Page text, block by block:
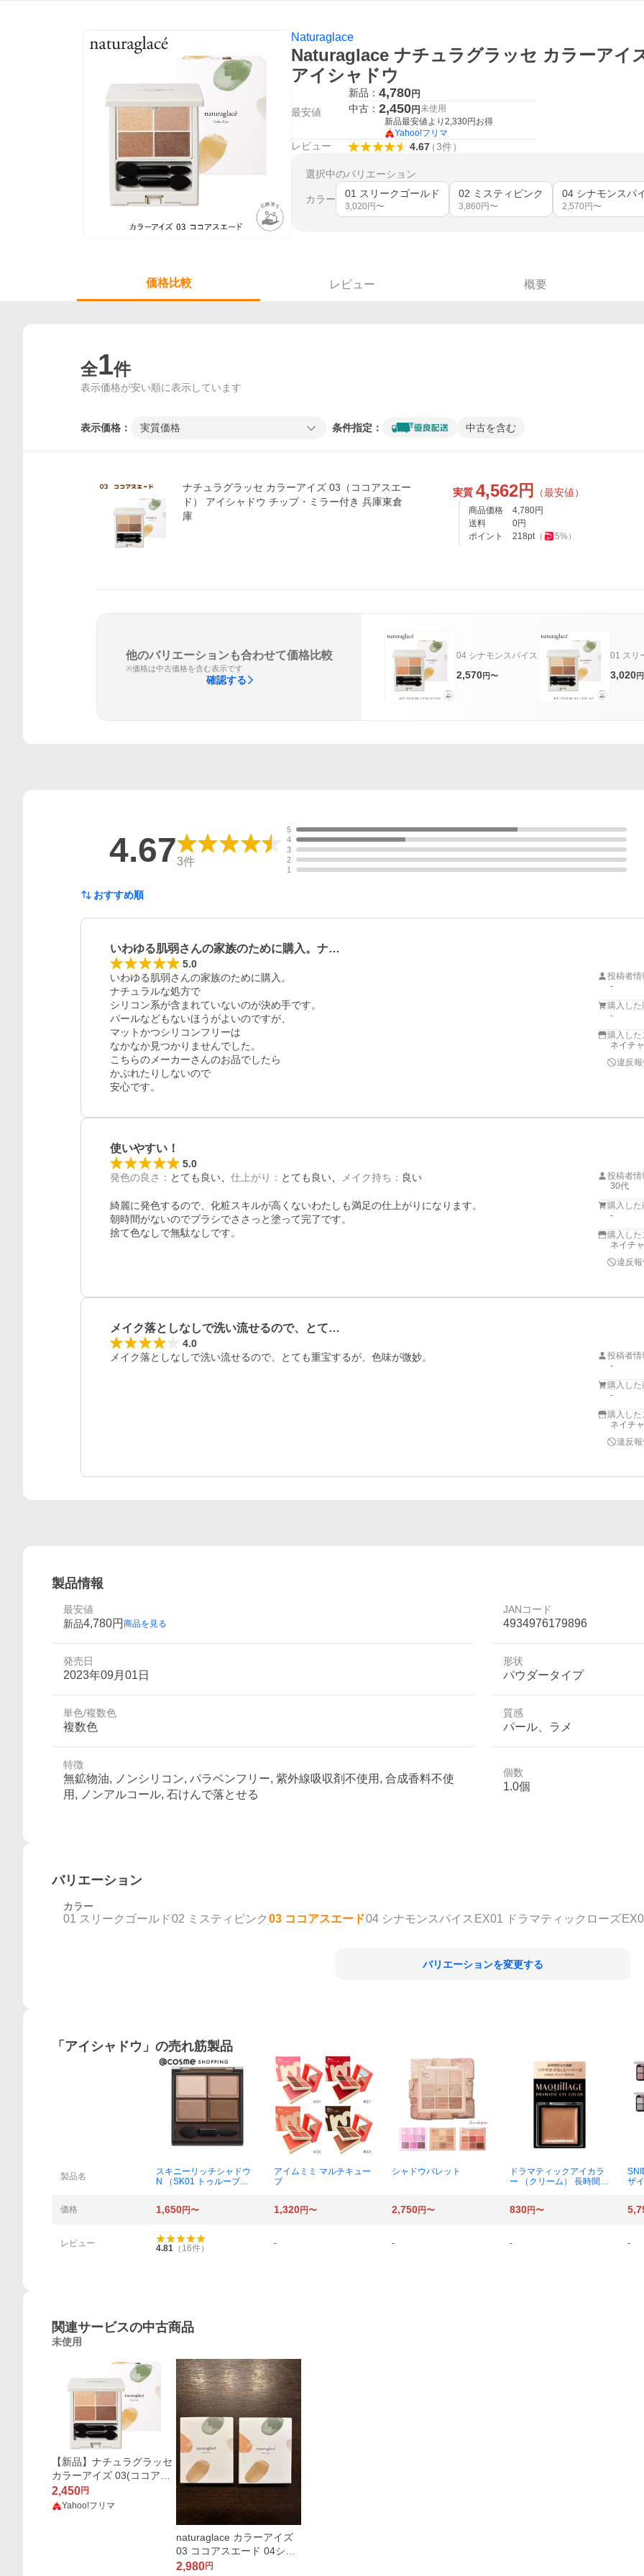
Naturaglace
Naturaglace ナチュラグラッセ カラーアイ
アイシャドウ
最安値
新品： 4,780円
中古： 2,450円未使用
新品最安値より 2,330円お得
Yahoo!フリマ
レビュー 4.67（3件）
選択中のバリエーション
カラー 01 スリークゴールド
3,020 円〜
02 ミスティピンク
3,860 円〜
04 シナモンスパ
2,570 円〜
価格比較 レビュー 概要
全1件
表示価格が安い順に表示しています
表示価格： 実質価格 条件指定： 中古を含む
ナチュラグラッセ カラーアイズ 03（ココアスエー
ド） アイシャドウ チップ・ミラー付き 兵庫東倉
庫
実質 4,562円 （最安値）
商品価格 4,780円
送料
0円
ポイント
218pt（ 5%）
他のバリエーションも合わせて価格比較
※価格は中古価格を含む表示です
確認する
04 シナモンスパイス
2,570円〜
01 スリ
3,020
4.673件
5
4
3
2
1
おすすめ順
いわゆる肌弱さんの家族のために購入。ナ…
5.0
いわゆる肌弱さんの家族のために購入。
ナチュラルな処方で
シリコン系が含まれていないのが決め手です。
パールなどもないほうがよいのですが、
マットかつシリコンフリーは
なかなか見つかりませんでした。
こちらのメーカーさんのお品でしたら
かぶれたりしないので
投稿者情
-
購入した
-
購入した
ネイチ
違反
使いやすい！
5.0
発色の良さ ： とても良い 仕上がり ： とても良い メイク持ち ： 良い
綺麗に発色するので、化粧スキルが高くないわたしも満足の仕上がりになります。
朝時間がないのでブラシでささっと塗って完了です。
捨て色なしで無駄なしです。
投稿者情
30代
購入した
-
購入した
ネイチ
違反
メイク落としなしで洗い流せるので、とて…
4.0
メイク落としなしで洗い流せるので、とても重宝するが、色味が微妙。
投稿者情
-
購入した
-
購入した
ネイチ
違反
製品情報
最安値
新品4,780円 商品を見る
JANコード
4934976179896
発売日
2023年09月01日
形状
パウダータイプ
単色/複数色
複数色
質感
パール、ラメ
特徴
無鉱物油, ノンシリコン, パラベンフリー, 紫外線吸収剤不使用, 合成香料不使
用, ノンアルコール, 石けんで落とせる
個数
1.0個
バリエーション
カラー
01 スリークゴールド02 ミスティピンク 03 ココアスエード04 シナモンスパイス EX01 ドラマティックローズ
バリエーションを変更する
「 アイシャドウ 」の売れ筋製品
製品名
スキニーリッチシャドウ
N （SK01 トゥルーブラ
アイムミミ マルチキュー
ブ
シャドウパレット
ドラマティックアイカラ
ー （クリーム） 長時間色
ル）×1個
ザ
価格
1,650円〜 1,320円〜 2,750円〜 830円〜
レビュー
4.81 （ 16件） - - - -
関連サービスの中古商品
未使用
【新品】ナチュラグラッセ
カラーアイズ 03(ココアス
エード) アイシャドウ
2,450円
Yahoo!フリマ
naturaglace カラーアイズ
03 ココアスエード 04シナ
モンスパイス
2,980円